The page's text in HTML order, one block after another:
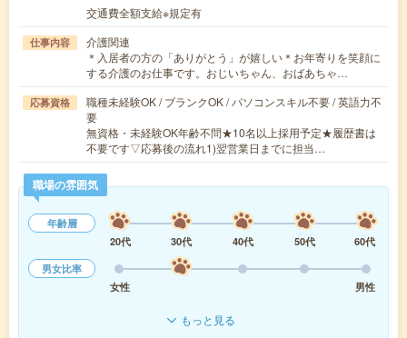
交通費全額支給※規定有
仕事内容
介護関連
＊入居者の方の「ありがとう」が嬉しい＊お年寄りを笑顔に
する介護のお仕事です。おじいちゃん、おばあちゃ…
応募資格
職種未経験OK / ブランクOK / パソコンスキル不要 / 英語力不
要
無資格・未経験OK年齢不問★10名以上採用予定★履歴書は
不要です▽応募後の流れ1)翌営業日までに担当…
職場の雰囲気
年齢層
20代
30代 40代 50代
60代
男女比率
女性
男性
もっと見る